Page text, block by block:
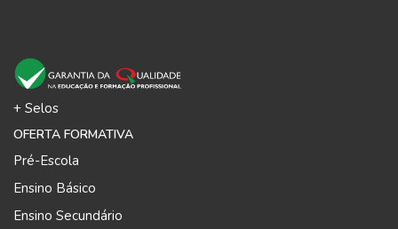
+ Selos
OFERTA FORMATIVA
Pré-Escola
Ensino Básico
Ensino Secundário